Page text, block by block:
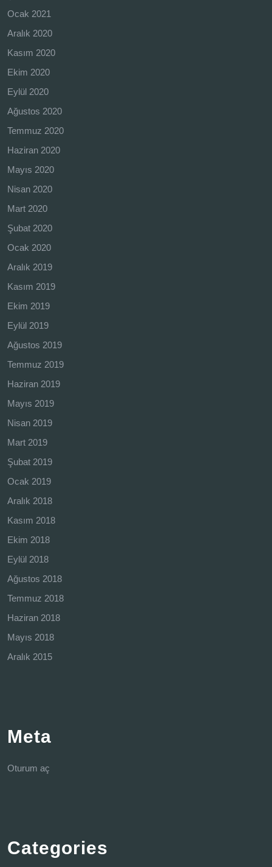
Ocak 2021
Aralık 2020
Kasım 2020
Ekim 2020
Eylül 2020
Ağustos 2020
Temmuz 2020
Haziran 2020
Mayıs 2020
Nisan 2020
Mart 2020
Şubat 2020
Ocak 2020
Aralık 2019
Kasım 2019
Ekim 2019
Eylül 2019
Ağustos 2019
Temmuz 2019
Haziran 2019
Mayıs 2019
Nisan 2019
Mart 2019
Şubat 2019
Ocak 2019
Aralık 2018
Kasım 2018
Ekim 2018
Eylül 2018
Ağustos 2018
Temmuz 2018
Haziran 2018
Mayıs 2018
Aralık 2015
Meta
Oturum aç
Categories